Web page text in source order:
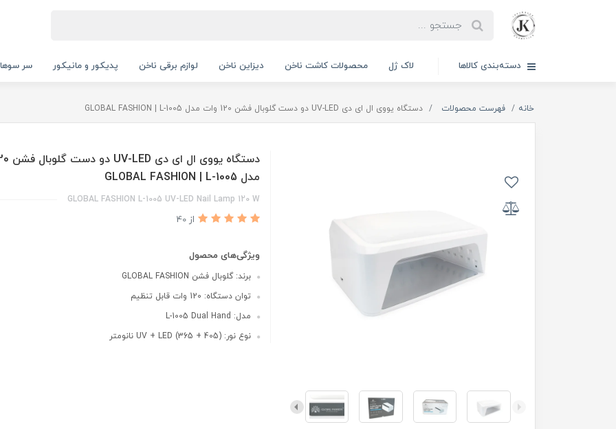
دسته‌بندی کالاها لاک ژل محصولات کاشت ناخن دیزاین ناخن لوازم برقی ناخن پدیکور و مانیکور سر
خانه فهرست محصولات دستگاه یووی ال ای دی UV-LED دو دست گلوبال فشن 120 وات مدل GLOBAL FASHION | L-1005
مدل GLOBAL FASHION | L-1005
GLOBAL FASHION L-1005 UV-LED Nail Lamp 120 W
از 40
ویژگی‌های محصول
برند: گلوبال فشن GLOBAL FASHION
توان دستگاه: 120 وات قابل تنظیم
مدل: L-1005 Dual Hand
نوع نور: (UV + LED (365 + 405 نانومتر